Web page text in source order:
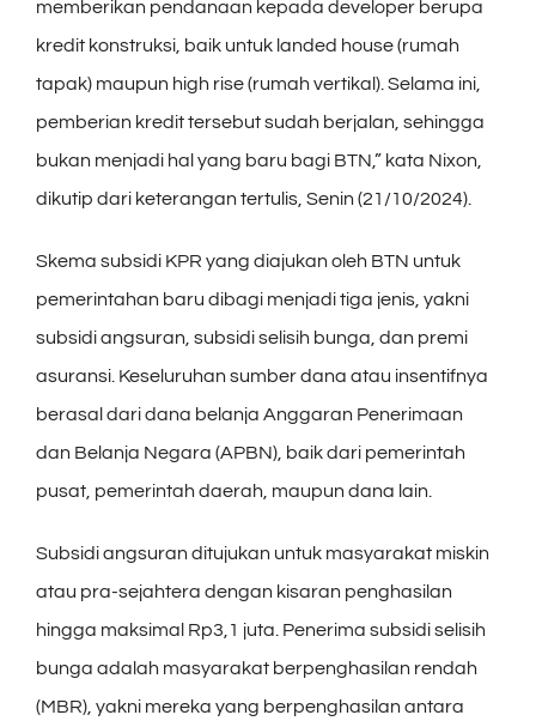
memberikan pendanaan kepada developer berupa
kredit konstruksi, baik untuk landed house (rumah
tapak) maupun high rise (rumah vertikal). Selama ini,
pemberian kredit tersebut sudah berjalan, sehingga
bukan menjadi hal yang baru bagi BTN,” kata Nixon,
dikutip dari keterangan tertulis, Senin (21/10/2024).
Skema subsidi KPR yang diajukan oleh BTN untuk
pemerintahan baru dibagi menjadi tiga jenis, yakni
subsidi angsuran, subsidi selisih bunga, dan premi
asuransi. Keseluruhan sumber dana atau insentifnya
berasal dari dana belanja Anggaran Penerimaan
dan Belanja Negara (APBN), baik dari pemerintah
pusat, pemerintah daerah, maupun dana lain.
Subsidi angsuran ditujukan untuk masyarakat miskin
atau pra-sejahtera dengan kisaran penghasilan
hingga maksimal Rp3,1 juta. Penerima subsidi selisih
bunga adalah masyarakat berpenghasilan rendah
(MBR), yakni mereka yang berpenghasilan antara